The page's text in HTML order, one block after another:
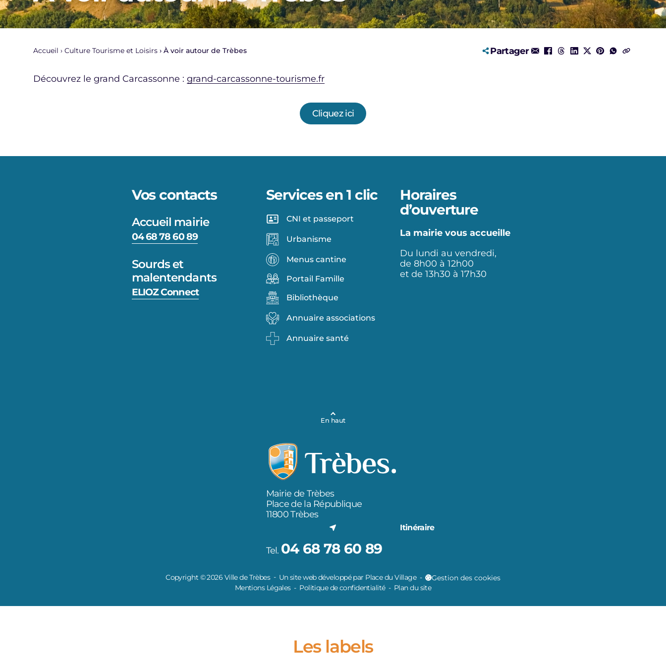
Accueil Culture Tourisme et Loisirs À voir autour de Trèbes Partager
Découvrez le grand Carcassonne :grand-carcassonne-tourisme.fr
Cliquez ici
Vos contacts
Accueil mairie
04 68 78 60 89
Sourds et
malentendants
ELIOZ Connect
Services en 1 clic
CNI et passeport
Urbanisme
Menus cantine
Portail Famille
Bibliothèque
Annuaire associations
Annuaire santé
Horaires
d’ouverture
La mairie vous accueille
Du lundi au vendredi,
de 8h00 à 12h00
et de 13h30 à 17h30
En haut
Mairie de Trèbes
Place de la République
11800 Trèbes
Itinéraire
Tel. 04 68 78 60 89
Copyright © 2026 Ville de Trèbes Un site web développé par Place du Village
Gestion des cookies
Mentions Légales
Politique de confidentialité Plan du site
Les labels